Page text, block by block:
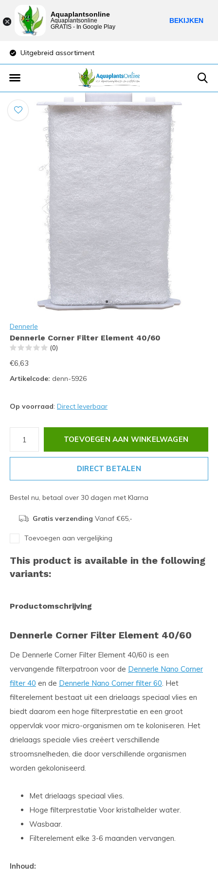
assortiment
Dennerle
Dennerle Corner Filter Element 40/60
(0)
€6,63
Artikelcode: denn-5926
Op voorraad: Direct leverbaar
TOEVOEGEN AAN WINKELWAGEN
DIRECT BETALEN
Bestel nu, betaal over 30 dagen met Klarna
Gratis verzending Vanaf €65,-
Toevoegen aan vergelijking
This product is available in the following
variants:
Productomschrijving
Dennerle Corner Filter Element 40/60
De Dennerle Corner Filter Element 40/60 is een
vervangende filterpatroon voor de Dennerle Nano Corner
filter 40 en de Dennerle Nano Corner filter 60. Het
filterelement bestaat uit een drielaags speciaal vlies en
biedt daarom een ​​hoge filterprestatie en een groot
oppervlak voor micro-organismen om te koloniseren. Het
drielaags speciale vlies creëert verschillende
stroomsnelheden, die door verschillende organismen
worden gekoloniseerd.
Met drielaags speciaal vlies.
Hoge filterprestatie Voor kristalhelder water.
Wasbaar.
Filterelement elke 3-6 maanden vervangen.
Inhoud:
Aquaplantsonline
Aquaplantsonline
GRATIS - In Google Play
BEKIJKEN